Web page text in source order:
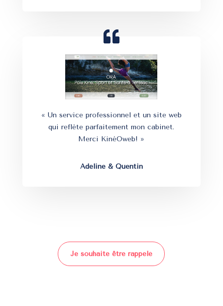
« Un service professionnel et un site web
qui reflète parfaitement mon cabinet.
Merci KinéOweb! »
Adeline & Quentin
Je souhaite être rappelé